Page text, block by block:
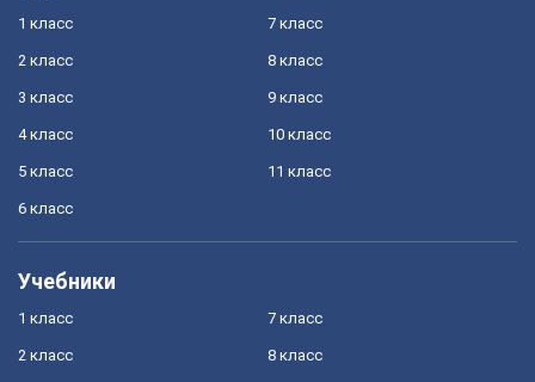
1 класс
2 класс
3 класс
4 класс
5 класс
6 класс
7 класс
8 класс
9 класс
10 класс
11 класс
Учебники
1 класс
2 класс
7 класс
8 класс